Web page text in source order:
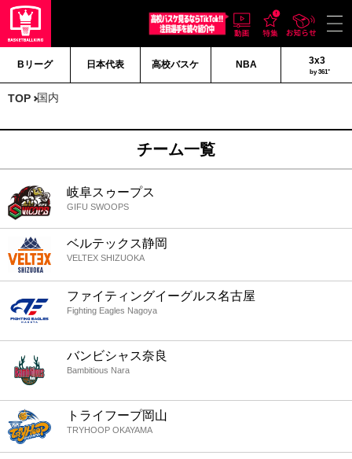
Bリーグ 日本代表 高校バスケ NBA 3x3
by 361°
TOP 国内
チーム一覧
岐阜スゥープス
GIFU SWOOPS
ベルテックス静岡
VELTEX SHIZUOKA
ファイティングイーグルス名古屋
Fighting Eagles Nagoya
バンビシャス奈良
Bambitious Nara
トライフープ岡山
TRYHOOP OKAYAMA